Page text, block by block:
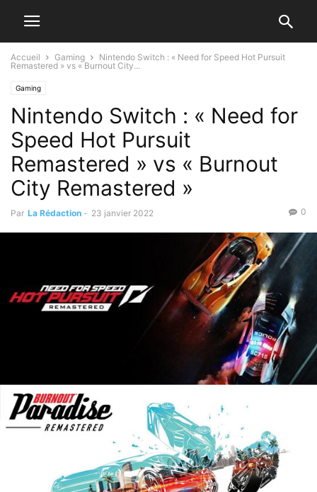
Accueil Gaming
Nintendo Switch : « Need for Speed Hot Pursuit
Remastered » vs « Burnout City...
Gaming
Nintendo Switch : « Need for
Speed Hot Pursuit
Remastered » vs « Burnout
City Remastered »
Par La Rédaction - 23 janvier 2022 0